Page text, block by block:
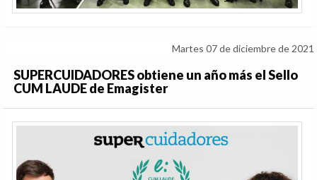
Martes 07 de diciembre de 2021
SUPERCUIDADORES obtiene un año más el Sello
CUM LAUDE de Emagister